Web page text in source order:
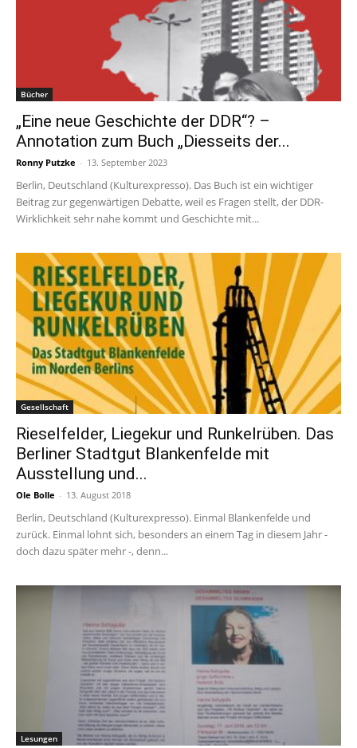
Bücher
„Eine neue Geschichte der DDR“? –
Annotation zum Buch „Diesseits der...
Ronny Putzke - 13. September 2023
Berlin, Deutschland (Kulturexpresso). Das Buch ist ein wichtiger
Beitrag zur gegenwärtigen Debatte, weil es Fragen stellt, der DDR-
Wirklichkeit sehr nahe kommt und Geschichte mit...
Gesellschaft
Rieselfelder, Liegekur und Runkelrüben. Das
Berliner Stadtgut Blankenfelde mit
Ausstellung und...
Ole Bolle - 13. August 2018
Berlin, Deutschland (Kulturexpresso). Einmal Blankenfelde und
zurück. Einmal lohnt sich, besonders an einem Tag in diesem Jahr -
doch dazu später mehr -, denn...
Lesungen